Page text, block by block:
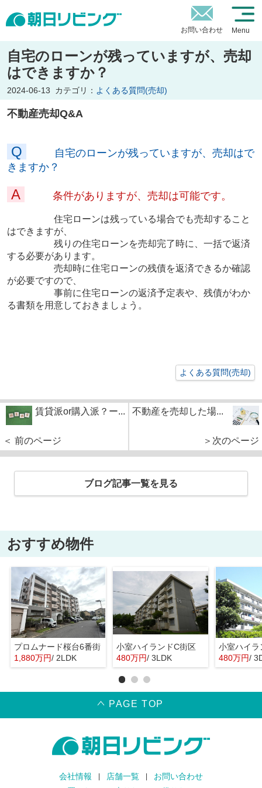
お問い合わせ Menu
自宅のローンが残っていますが、売却
はできますか？
2024-06-13 カテゴリ： よくある質問(売却)
不動産売却Q&A
Q
自宅のローンが残っていますが、売却はで
きますか？
A 条件がありますが、売却は可能です。
住宅ローンは残っている場合でも売却すること
はできますが、
残りの住宅ローンを売却完了時に、一括で返済
する必要があります。
売却時に住宅ローンの残債を返済できるか確認
が必要ですので、
事前に住宅ローンの返済予定表や、残債がわか
る書類を用意しておきましょう。
よくある質問(売却)
賃貸派or購入派？ー...
＜ 前のページ
不動産を売却した場...
＞次のページ
ブログ記事一覧を見る
おすすめ物件
プロムナード桜台6番街
1,880万円/ 2LDK
小室ハイランドC街区
480万円/ 3LDK
小室ハイラ
480万円/
PAGE TOP
会社情報 店舗一覧
お問い合わせ